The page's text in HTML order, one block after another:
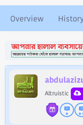
t
r
t
e
r
Overview
Altruistic